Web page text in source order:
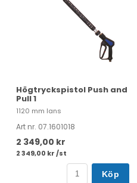
Högtryckspistol Push and
Pull 1
1120 mm lans
Art nr. 07.1601018
2 349,00 kr
2 349,00 kr /st
Köp